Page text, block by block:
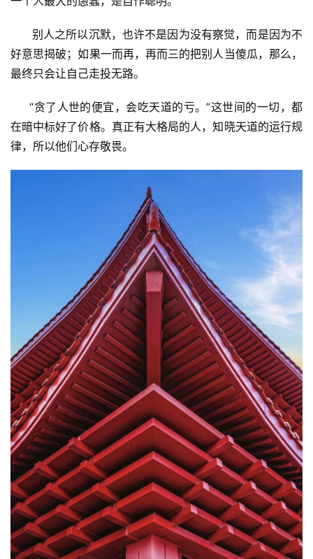
资
讯
八
别人之所以沉默，也许不是因为没有察觉，而是因为不
好意思揭破；如果一而再，再而三的把别人当傻瓜，那么，
最终只会让自己走投无路。
“贪了人世的便宜，会吃天道的亏。”这世间的一切，都
在暗中标好了价格。真正有大格局的人，知晓天道的运行规
律，所以他们心存敬畏。